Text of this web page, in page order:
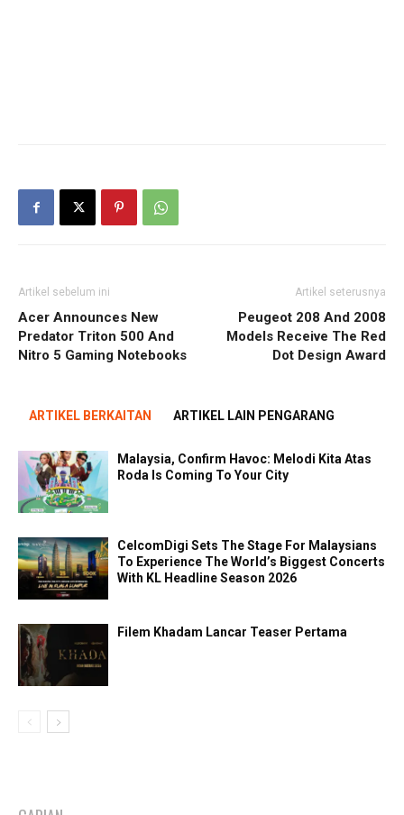
Artikel sebelum ini
Acer Announces New
Predator Triton 500 And
Nitro 5 Gaming Notebooks
Artikel seterusnya
Peugeot 208 And 2008
Models Receive The Red
Dot Design Award
ARTIKEL BERKAITAN ARTIKEL LAIN PENGARANG
Malaysia, Confirm Havoc: Melodi Kita Atas
Roda Is Coming To Your City
CelcomDigi Sets The Stage For Malaysians
To Experience The World’s Biggest Concerts
With KL Headline Season 2026
Filem Khadam Lancar Teaser Pertama